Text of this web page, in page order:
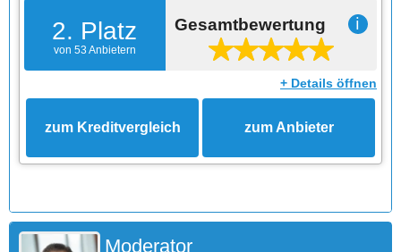
2. Platz
von 53 Anbietern
Gesamtbewertung ℹ
+ Details öffnen
zum Kreditvergleich zum Anbieter
Moderator